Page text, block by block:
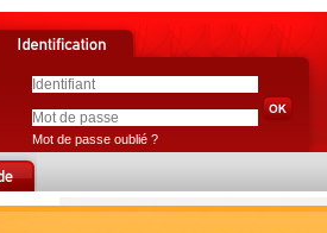
Mot de passe oublié ?